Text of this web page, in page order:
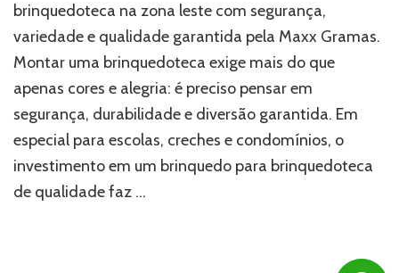
brinquedoteca
na
zona
leste
brinquedoteca na zona leste com segurança,
variedade e qualidade garantida pela Maxx Gramas.
Montar uma brinquedoteca exige mais do que
apenas cores e alegria: é preciso pensar em
segurança, durabilidade e diversão garantida. Em
especial para escolas, creches e condomínios, o
investimento em um brinquedo para brinquedoteca
de qualidade faz …